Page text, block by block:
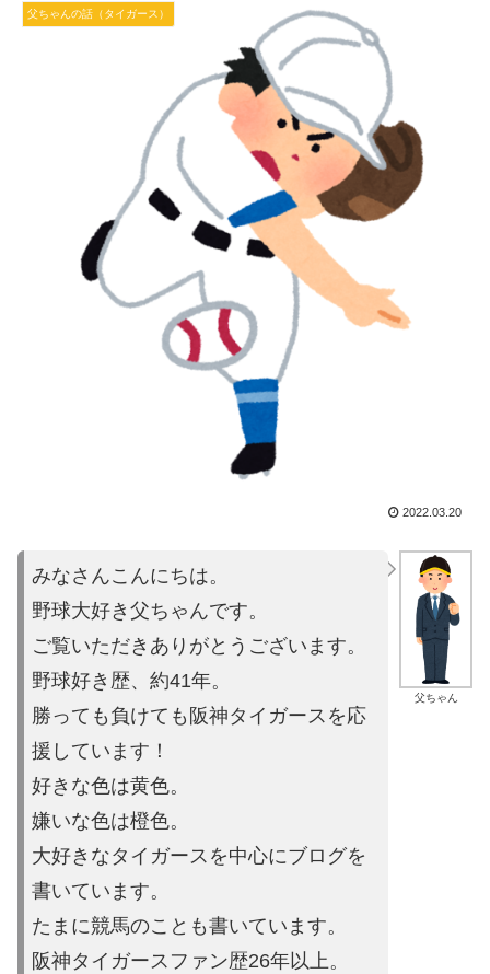
父ちゃんの話（タイガース）
2022.03.20
父ちゃん
みなさんこんにちは。
野球大好き父ちゃんです。
ご覧いただきありがとうございます。
野球好き歴、約41年。
勝っても負けても阪神タイガースを応
援しています！
好きな色は黄色。
嫌いな色は橙色。
大好きなタイガースを中心にブログを
書いています。
たまに競馬のことも書いています。
阪神タイガースファン歴26年以上。